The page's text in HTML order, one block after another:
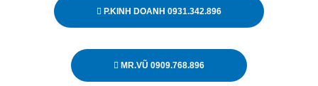
P.KINH DOANH 0931.342.896
MR.VŨ 0909.768.896